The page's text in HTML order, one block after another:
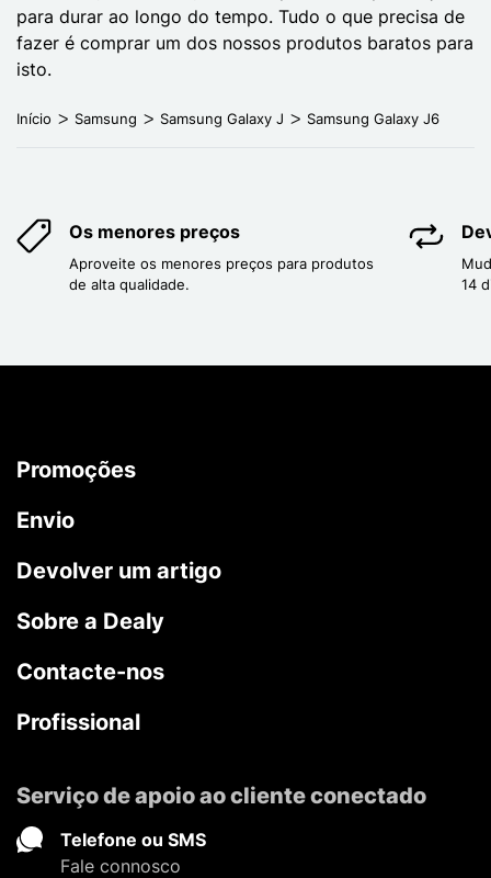
para durar ao longo do tempo. Tudo o que precisa de
fazer é comprar um dos nossos produtos baratos para
isto.
Início Samsung Samsung Galaxy J Samsung Galaxy J6
Os menores preços
Aproveite os menores preços para produtos
de alta qualidade.
14
Promoções
Envio
Devolver um artigo
Sobre a Dealy
Contacte-nos
Profissional
Serviço de apoio ao cliente conectado
Telefone ou SMS
Fale connosco